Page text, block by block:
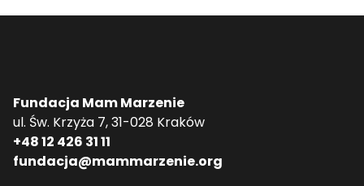
Fundacja Mam Marzenie
ul. Św. Krzyża 7, 31-028 Kraków
+48 12 426 31 11
fundacja@mammarzenie.org